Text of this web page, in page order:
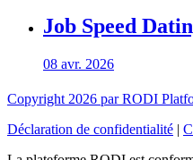
Job Speed
08 avr. 2026
Copyright 2026 par RODI
Déclaration de confidentialité |